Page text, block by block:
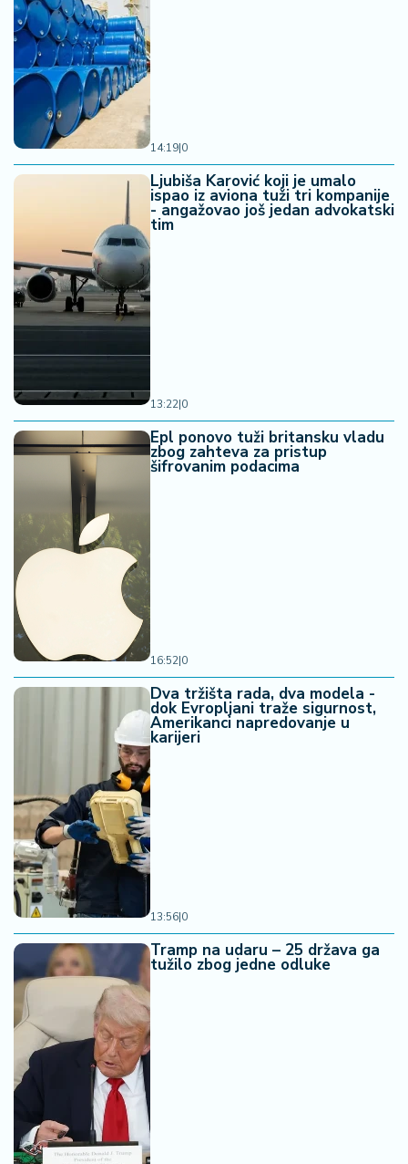
14:19|0
Ljubiša Karović koji je umalo
ispao iz aviona tuži tri kompanije
- angažovao još jedan advokatski
tim
13:22|0
Epl ponovo tuži britansku vladu
zbog zahteva za pristup
šifrovanim podacima
16:52|0
Dva tržišta rada, dva modela -
dok Evropljani traže sigurnost,
Amerikanci napredovanje u
karijeri
13:56|0
Tramp na udaru – 25 država ga
tužilo zbog jedne odluke